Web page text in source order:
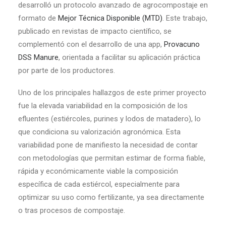
desarrolló un protocolo avanzado de agrocompostaje en
formato de Mejor Técnica Disponible (MTD). Este trabajo,
publicado en revistas de impacto científico, se
complementó con el desarrollo de una app, Provacuno
DSS Manure, orientada a facilitar su aplicación práctica
por parte de los productores.
Uno de los principales hallazgos de este primer proyecto
fue la elevada variabilidad en la composición de los
efluentes (estiércoles, purines y lodos de matadero), lo
que condiciona su valorización agronómica. Esta
variabilidad pone de manifiesto la necesidad de contar
con metodologías que permitan estimar de forma fiable,
rápida y económicamente viable la composición
específica de cada estiércol, especialmente para
optimizar su uso como fertilizante, ya sea directamente
o tras procesos de compostaje.